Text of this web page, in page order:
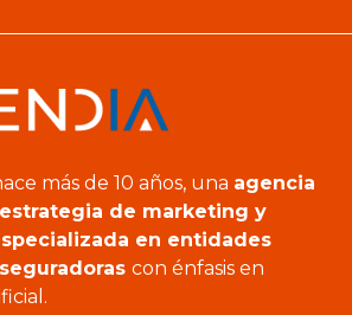
más de 10 años, una agencia
de marketing y
en entidades
con énfasis en